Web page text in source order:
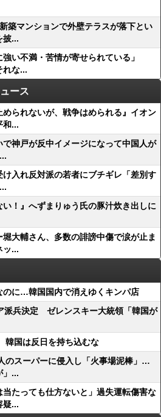
築マンションで外壁テラスが落下とい
披...
い不満・苦情が寄せられている」
れな...
ース
められないが、戦争はめられる』イオン
和...
で神戸が反中イメージになって中国人が
け入れ反対派の若者にブチギレ「差別す
い！』へずまりゅう氏の豚汁炊き出しに
堀大輔さん、多数の誹謗中傷で涙が止ま
ッ...
のに…韓国国内で消えゆくキンパ店
派兵決定 ゼレンスキー大統領「韓国が
韓国は反日を持ち込むな
のスーパーに侵入し「火事場泥棒」…
」...
当たっても仕方ないと」過失運転傷害な
疑...